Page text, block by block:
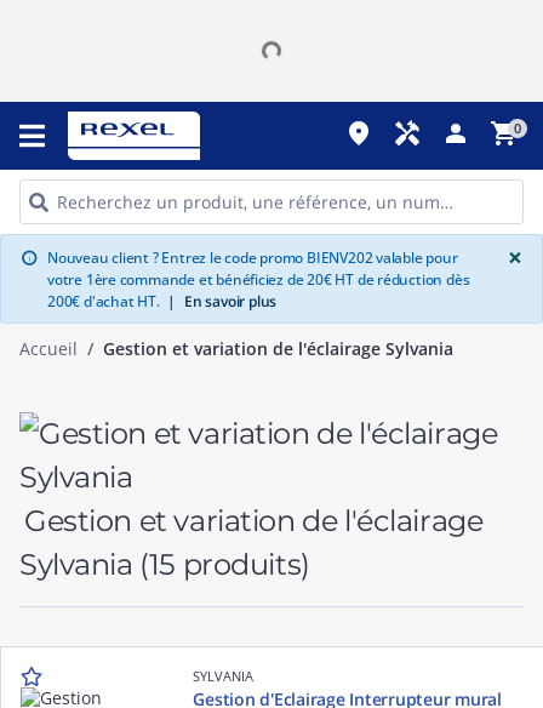
place handyman person shopping_cart0
info Nouveau client ? Entrez le code promo BIENV202 valable pour
votre 1ère commande et bénéficiez de 20€ HT de réduction dès
200€ d'achat HT. | En savoir plus
×
Accueil Gestion et variation de l'éclairage Sylvania
Gestion et variation de l'éclairage
Sylvania (15 produits)
SYLVANIA
Gestion d'Eclairage Interrupteur mural